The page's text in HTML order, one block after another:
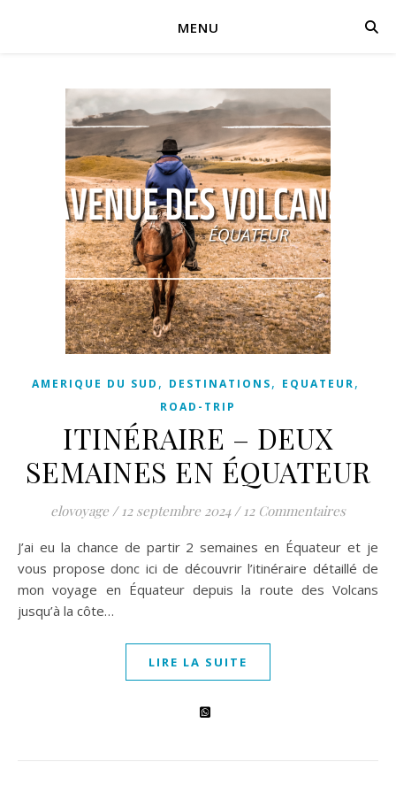
MENU
AMERIQUE DU SUD , DESTINATIONS, EQUATEUR,
ROAD-TRIP
ITINÉRAIRE – DEUX
SEMAINES EN ÉQUATEUR
elovoyage / 12 septembre 2024 / 12 Commentaires
J’ai eu la chance de partir 2 semaines en Équateur et je
vous propose donc ici de découvrir l’itinéraire détaillé de
mon voyage en Équateur depuis la route des Volcans
jusqu’à la côte…
LIRE LA SUITE